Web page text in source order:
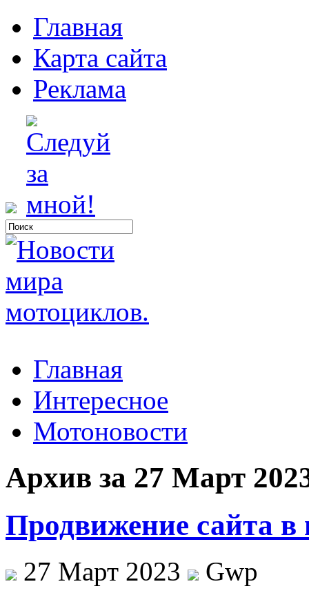
Главная
Карта сайта
Реклама
Главная
Интересное
Мотоновости
Архив за 27 Март
Продвижение сайта в
27 Март 2023
Gwp